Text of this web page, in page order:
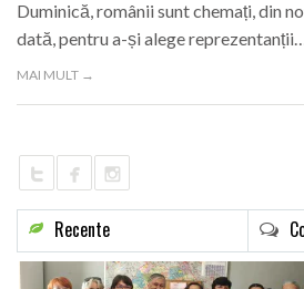
Duminică, românii sunt chemați, din
dată, pentru a-și alege
MAI MULT →
Recente